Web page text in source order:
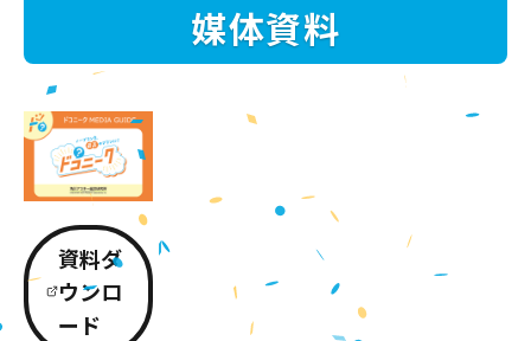
媒体資料
資料ダ
ウンロ
ード